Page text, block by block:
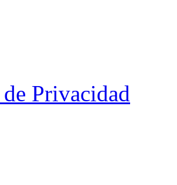
Privacidad